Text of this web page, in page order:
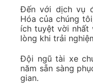
Đến với dịch vụ
Hóa của chúng
ích tuyệt vời nhất
lòng khi trải
Đội ngũ tài xe
năm sẵn sàng
gian.